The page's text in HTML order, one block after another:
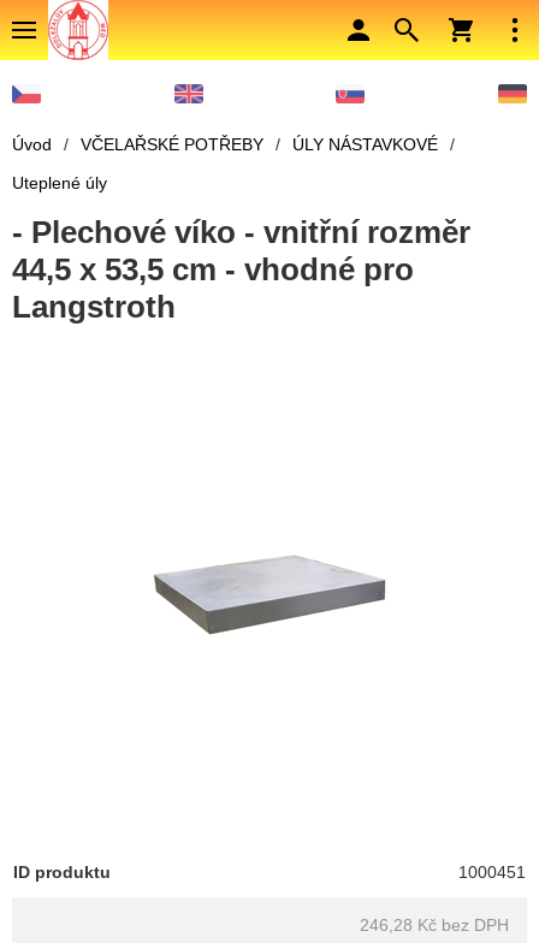
Úvod / VČELAŘSKÉ POTŘEBY / ÚLY NÁSTAVKOVÉ
/
Uteplené úly
- Plechové víko - vnitřní rozměr
44,5 x 53,5 cm - vhodné pro
Langstroth
ID produktu 1000451
246,28 Kč bez DPH